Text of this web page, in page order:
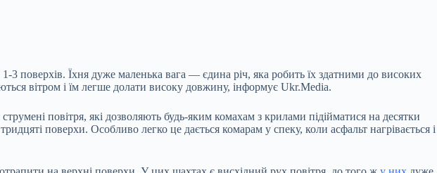
3 поверхів. Їхня дуже маленька вага — єдина річ, яка робить їх здатними до високих
вітром і їм легше долати високу довжину, інформує Ukr.Media.
повітря, які дозволяють будь-яким комахам з крилами підійматися на десятки
поверхи. Особливо легко це дається комарам у спеку, коли асфальт нагрівається і